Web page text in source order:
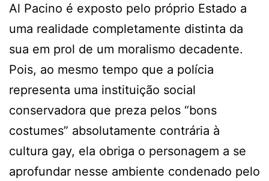
Al Pacino é exposto pelo próprio Estado a
uma realidade completamente distinta da
sua em prol de um moralismo decadente.
Pois, ao mesmo tempo que a polícia
representa uma instituição social
conservadora que preza pelos “bons
costumes” absolutamente contrária à
cultura gay, ela obriga o personagem a se
aprofundar nesse ambiente condenado pelo